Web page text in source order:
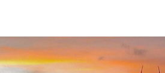
i.a.c. Tauchkurse